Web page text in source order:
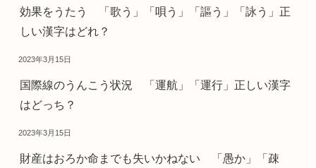
効果をうたう 「歌う」「唄う」「謳う」「詠う」正
しい漢字はどれ？
2023年3月15日
国際線のうんこう状況 「運航」「運行」正しい漢字
はどっち？
2023年3月15日
財産はおろか命までも失いかねない 「愚か」「疎